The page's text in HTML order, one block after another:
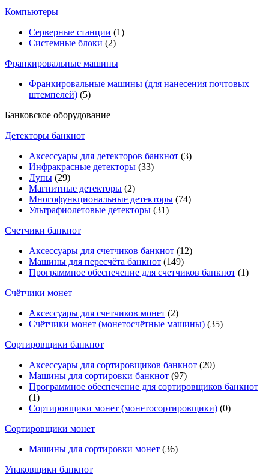
Компьютеры
Серверные станции (1)
Системные блоки (2)
Франкировальные машины
Франкировальные машины (для нанесения почтовых
штемпелей) (5)
Банковское оборудование
Детекторы банкнот
Аксессуары для детекторов банкнот (3)
Инфракрасные детекторы (33)
Лупы (29)
Магнитные детекторы (2)
Многофункциональные детекторы (74)
Ультрафиолетовые детекторы (31)
Счетчики банкнот
Аксессуары для счетчиков банкнот (12)
Машины для пересчёта банкнот (149)
Программное обеспечение для счетчиков банкнот (1)
Счётчики монет
Аксессуары для счетчиков монет (2)
Счётчики монет (монетосчётные машины) (35)
Cортировщики банкнот
Аксессуары для сортировщиков банкнот (20)
Машины для сортировки банкнот (97)
Программное обеспечение для сортировщиков банкнот
(1)
Сортировщики монет (монетосортировщики) (0)
Сортировщики монет
Машины для сортировки монет (36)
Упаковщики банкнот